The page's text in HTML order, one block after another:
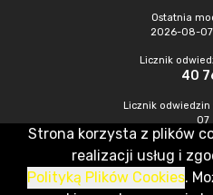
Ostatnia
2026-08-07
Licznik
40
Licznik
07
CMS & Hosting: Nefeni Sp. z o.o.
Strona korzysta z plików
realizacji usług i
Polityką Plików Cookies.